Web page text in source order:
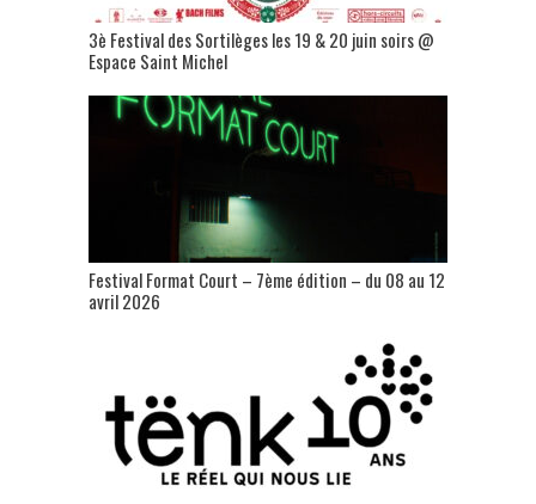
3è Festival des Sortilèges les 19 & 20 juin soirs @
Espace Saint Michel
Festival Format Court – 7ème édition – du 08 au 12
avril 2026